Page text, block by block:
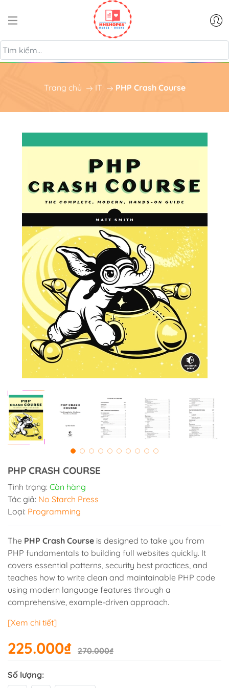
Trang chủ IT PHP Crash Course
PHP CRASH COURSE
Tình trạng: Còn hàng
Tác giả: No Starch Press
Loại: Programming
The PHP Crash Course is designed to take you from
PHP fundamentals to building full websites quickly. It
covers essential patterns, security best practices, and
teaches how to write clean and maintainable PHP code
using modern language features through a
comprehensive, example-driven approach.
[Xem chi tiết]
225.000₫ 270.000₫
Số lượng: